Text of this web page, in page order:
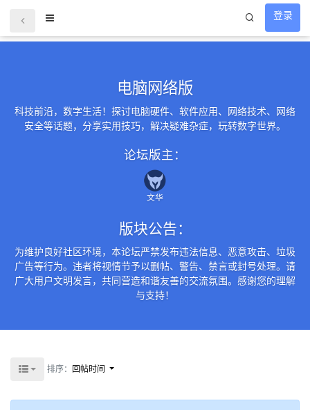
登录
电脑网络版
科技前沿，数字生活！探讨电脑硬件、软件应用、网络技术、网络
安全等话题，分享实用技巧，解决疑难杂症，玩转数字世界。
论坛版主：
文华
版块公告：
为维护良好社区环境，本论坛严禁发布违法信息、恶意攻击、垃圾
广告等行为。违者将视情节予以删帖、警告、禁言或封号处理。请
广大用户文明发言，共同营造和谐友善的交流氛围。感谢您的理解
与支持！
排序： 回帖时间